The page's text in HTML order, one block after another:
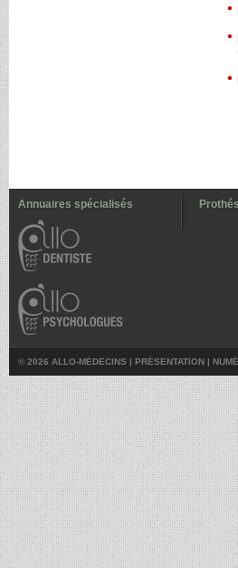
Annuaires spécialisés
© 2026 ALLO-MÉDECINS | PRÉSENTATION |